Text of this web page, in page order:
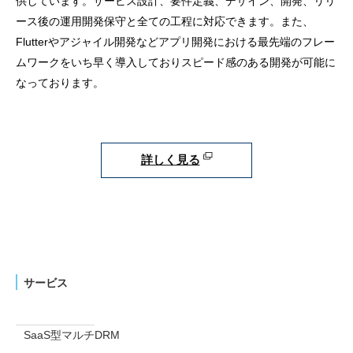
ース後の運用開発保守と全ての工程に対応できます。また、
Flutterやアジャイル開発などアプリ開発における最先端のフレー
ムワークをいち早く導入しておりスピード感のある開発が可能に
なっております。
詳しく見る
サービス
SaaS型マルチDRM